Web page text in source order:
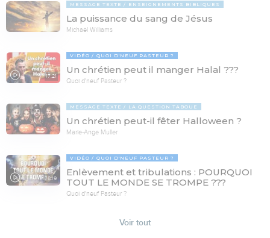
MESSAGE TEXTE ENSEIGNEMENTS BIBLIQUES
La puissance du sang de Jésus
Michaël Williams
17:21
VIDÉO QUOI D'NEUF PASTEUR ?
Un chrétien peut il manger Halal ???
Quoi d'neuf Pasteur ?
MESSAGE TEXTE LA QUESTION TABOUE
Un chrétien peut-il fêter Halloween ?
Marie-Ange Muller
78:19
VIDÉO QUOI D'NEUF PASTEUR ?
Enlèvement et tribulations : POURQUOI
TOUT LE MONDE SE TROMPE ???
Quoi d'neuf Pasteur ?
Voir tout